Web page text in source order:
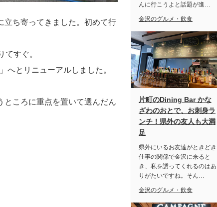
立ち寄ってきました。初めて行
すぐ。
へとリニューアルしました。
ところに重点を置いて選んだん
んに行こうよと話題が進…
金沢のグルメ・飲食
片町のDining Bar かな
ざわのおとで、お刺身ラ
ンチ！県外の友人も大満
足
県外にいるお友達がときどき
仕事の関係で金沢に来ると
き、私を誘ってくれるのはあ
りがたいですね。そん…
金沢のグルメ・飲食